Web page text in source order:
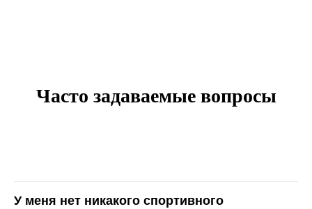
Часто задаваемые вопросы
У меня нет никакого спортивного